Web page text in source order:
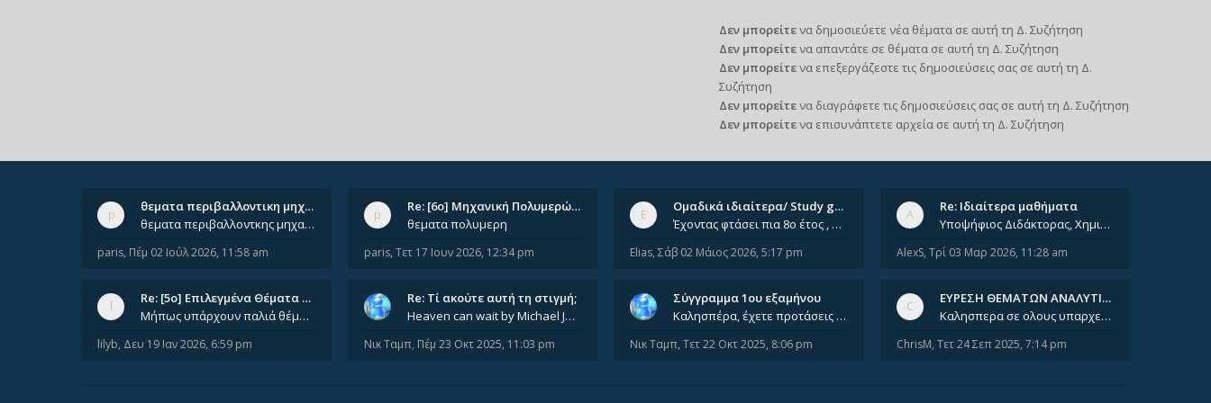
Δεν μπορείτενα δημοσιεύετε νέα θέματα σε αυτή τη Δ. Συζήτηση
Δεν μπορείτενα απαντάτε σε θέματα σε αυτή τη Δ. Συζήτηση
Δεν μπορείτενα επεξεργάζεστε τις δημοσιεύσεις σας σε αυτή τη Δ.
Συζήτηση
Δεν μπορείτενα διαγράφετε τις δημοσιεύσεις σας σε αυτή τη Δ. Συζήτηση
Δεν μπορείτενα επισυνάπτετε αρχεία σε αυτή τη Δ. Συζήτηση
θεματα περιβαλλοντικη μηχανικ…
θεματα περιβαλλοντκης μηχανικης απο 2022 εως 2026. Δεν ειναι μεσα του Σεπτεμβιου του 2025. Αν τα εχει καποιος ας τα ανε
paris, Πέμ 02 Ιούλ 2026, 11:58 am
Re: [6o] Mηχανική Πολυμερών (…
θεματα πολυμερη
paris, Τετ 17 Ιουν 2026, 12:34 pm
Ομαδικά ιδιαίτερα/ Study group
Έχοντας φτάσει πια 8ο έτος , χρωστώντας ακόμη πολλά και χωρίς καμία όρεξη ούτε να διαβάσω μόνος μου ούτε να παρακολουθήσ
Elias, Σάβ 02 Μάιος 2026, 5:17 pm
Re: Ιδιαίτερα μαθήματα
Υποψήφιος Διδάκτορας, Χημικός Μηχανικός ΕΜΠ Παραδίδω ιδιαίτερα μαθήματα μέσης και ανώτατης εκπαίδευσης σε θετικές και τε
AlexS, Τρί 03 Μαρ 2026, 11:28 am
Re: [5ο] Επιλεγμένα Θέματα Βι…
Μήπως υπάρχουν παλιά θέματα του μαθήματος;
lilyb, Δευ 19 Ιαν 2026, 6:59 pm
Re: Tί ακούτε αυτή τη στιγμή;
Heaven can wait by Michael Jackson
Νικ Ταμπ, Πέμ 23 Οκτ 2025, 11:03 pm
Σύγγραμμα 1ου εξαμήνου
Καλησπέρα, έχετε προτάσεις για συγγράμματα της ανόργανης χημείας? Είμαι ανάμεσα σε Λιοδάκη, Chung και Atkins
Νικ Ταμπ, Τετ 22 Οκτ 2025, 8:06 pm
ΕΥΡΕΣΗ ΘΕΜΑΤΩΝ ΑΝΑΛΥΤΙΚΗΣ 202…
Καλησπερα σε ολους υπαρχει κανεις με θεματα απο τις εξετασεις του ιουνιου και σεπτεμβρίου για την αναλυτικη χημεια
ChrisM, Τετ 24 Σεπ 2025, 7:14 pm